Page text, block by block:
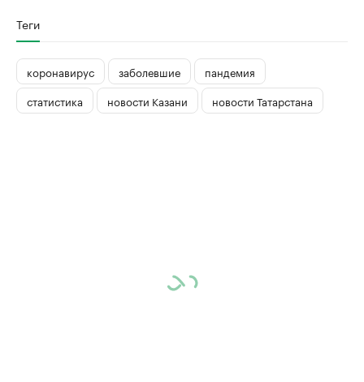
Теги
коронавирус заболевшие
пандемия
статистика
новости Казани новости Татарстана